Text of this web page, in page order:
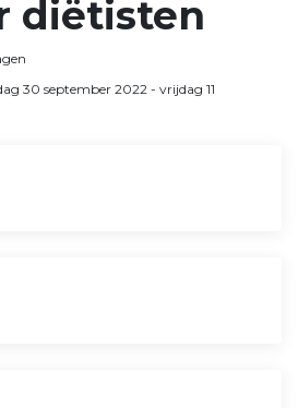
diëtisten
30 september 2022 - vrijdag 11